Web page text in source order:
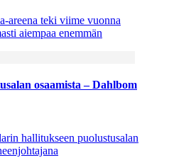
areena teki viime vuonna
aiempaa enemmän
osaamista – Dahlbom
hallitukseen puolustusalan